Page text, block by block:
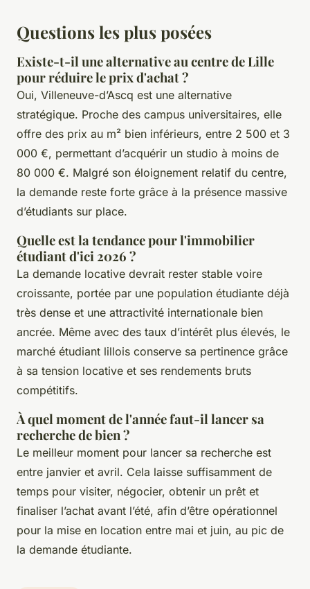
Questions les plus posées
Existe-t-il une alternative au centre de Lille
pour réduire le prix d'achat ?
Oui, Villeneuve-d’Ascq est une alternative
stratégique. Proche des campus universitaires, elle
offre des prix au m² bien inférieurs, entre 2 500 et 3
000 €, permettant d’acquérir un studio à moins de
80 000 €. Malgré son éloignement relatif du centre,
la demande reste forte grâce à la présence massive
d’étudiants sur place.
Quelle est la tendance pour l'immobilier
étudiant d'ici 2026 ?
La demande locative devrait rester stable voire
croissante, portée par une population étudiante déjà
très dense et une attractivité internationale bien
ancrée. Même avec des taux d’intérêt plus élevés, le
marché étudiant lillois conserve sa pertinence grâce
à sa tension locative et ses rendements bruts
compétitifs.
À quel moment de l'année faut-il lancer sa
recherche de bien ?
Le meilleur moment pour lancer sa recherche est
entre janvier et avril. Cela laisse suffisamment de
temps pour visiter, négocier, obtenir un prêt et
finaliser l’achat avant l’été, afin d’être opérationnel
pour la mise en location entre mai et juin, au pic de
la demande étudiante.